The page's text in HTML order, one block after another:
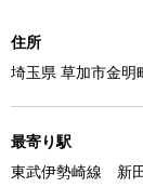
住所
埼玉県 草加市金明
最寄り駅
東武伊勢崎線 新